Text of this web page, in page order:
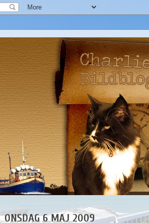
ONSDAG 6 MAJ 2009